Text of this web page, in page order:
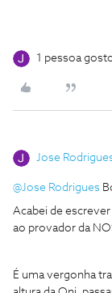
1 pessoa
Jose
@Jose Rodrigues
Acabei de
ao provador da
É uma vergonha